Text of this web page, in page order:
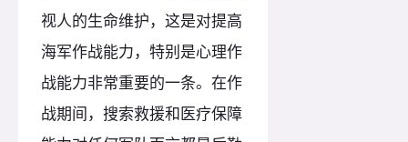
视人的生命维护，这是对提高
海军作战能力，特别是心理作
战能力非常重要的一条。在作
战期间，搜索救援和医疗保障